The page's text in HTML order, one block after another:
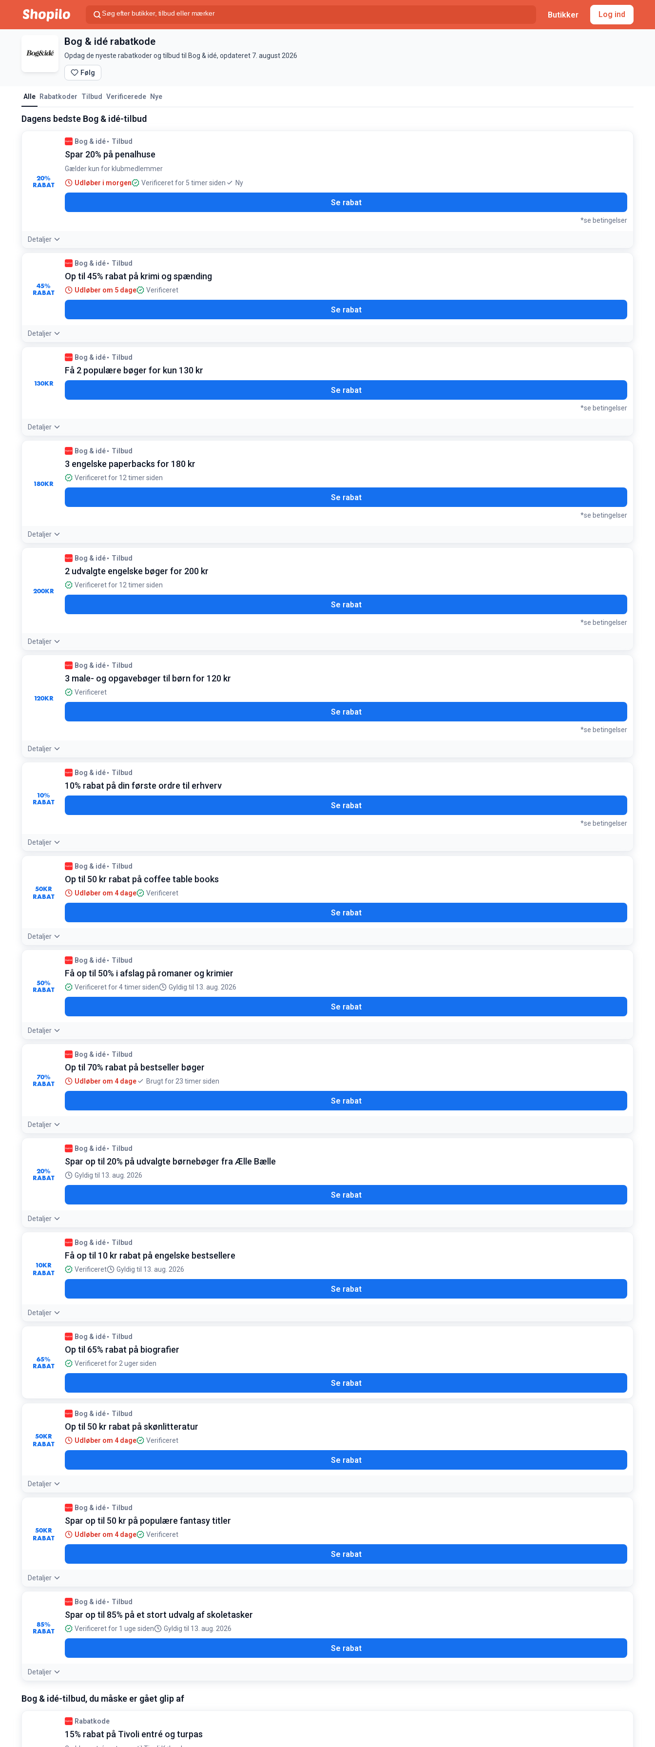
Butikker Log ind
Bog & idé rabatkode
Opdag de nyeste rabatkoder og tilbud til Bog & idé, opdateret 7. august 2026
Følg
Alle Rabatkoder Tilbud Verificerede Nye
Dagens bedste Bog & idé-tilbud
20%
RABAT
Bog & idé Tilbud
Spar 20% på penalhuse
Gælder kun for klubmedlemmer
Udløber i morgen
Verificeret for 5 timer siden Ny
Se rabat
*se betingelser
Detaljer
Betingelser:
Kun for klubmedlemmer
45%
RABAT
Bog & idé Tilbud
Op til 45% rabat på krimi og spænding
Udløber om 5 dage Verificeret
Se rabat
Detaljer
130KR
Bog & idé Tilbud
Få 2 populære bøger for kun 130 kr
Se rabat
*se betingelser
Detaljer
Tilbudsdetaljer:
Hold øje med mærkatet 'BOG2FOR130' for at finde de bøger, der indgår i tilbuddet. Du kan frit blande mellem skønlitteratur og krimier
Betingelser:
Gælder kun udvalgte titler i serien 'Gode læseoplevelser'
180KR
Bog & idé Tilbud
3 engelske paperbacks for 180 kr
Verificeret for 12 timer siden
Se rabat
*se betingelser
Detaljer
Tilbudsdetaljer:
Dette svarer til en besparelse på ca. 25%, da bøgerne normalt koster 79,95 kr. pr. stk
Betingelser:
Gælder kun for udvalgte engelske paperbacks
200KR
Bog & idé Tilbud
2 udvalgte engelske bøger for 200 kr
Verificeret for 12 timer siden
Se rabat
*se betingelser
Detaljer
Tilbudsdetaljer:
Udvalget inkluderer ofte flotte hardback-udgaver af klassikere. Køb 2 for at spare ca. 60 kr. i forhold til normalprisen
Betingelser:
Gælder kun titler i 2 for 200-udvalget
120KR
Bog & idé Tilbud
3 male- og opgavebøger til børn for 120 kr
Verificeret
Se rabat
*se betingelser
Detaljer
Tilbudsdetaljer:
Bland frit mellem populære lærings- og malebøger for at aktivere børnene. Spar ca. 30 kr. ved køb af 3 stk
Betingelser:
Gælder udvalgte titler mærket med 3 for 120,-
10%
RABAT
Bog & idé Tilbud
10% rabat på din første ordre til erhverv
Se rabat
*se betingelser
Detaljer
Tilbudsdetaljer:
Opret en erhvervskonto gratis for at låse op for rabatten og få muligheden for mængderabat på fremtidige ordrer over 20 stk
Betingelser:
Gælder kun nye erhvervskunder på deres første bestilling
50KR
RABAT
Bog & idé Tilbud
Op til 50 kr rabat på coffee table books
Udløber om 4 dage Verificeret
Se rabat
Detaljer
50%
RABAT
Bog & idé Tilbud
Få op til 50% i afslag på romaner og krimier
Verificeret for 4 timer siden Gyldig til 13. aug. 2026
Se rabat
Detaljer
70%
RABAT
Bog & idé Tilbud
Op til 70% rabat på bestseller bøger
Udløber om 4 dage Brugt for 23 timer siden
Se rabat
Detaljer
20%
RABAT
Bog & idé Tilbud
Spar op til 20% på udvalgte børnebøger fra Ælle Bælle
Gyldig til 13. aug. 2026
Se rabat
Detaljer
10KR
RABAT
Bog & idé Tilbud
Få op til 10 kr rabat på engelske bestsellere
Verificeret Gyldig til 13. aug. 2026
Se rabat
Detaljer
65%
RABAT
Bog & idé Tilbud
Op til 65% rabat på biografier
Verificeret for 2 uger siden
Se rabat
50KR
RABAT
Bog & idé Tilbud
Op til 50 kr rabat på skønlitteratur
Udløber om 4 dage Verificeret
Se rabat
Detaljer
50KR
RABAT
Bog & idé Tilbud
Spar op til 50 kr på populære fantasy titler
Udløber om 4 dage Verificeret
Se rabat
Detaljer
85%
RABAT
Bog & idé Tilbud
Spar op til 85% på et stort udvalg af skoletasker
Verificeret for 1 uge siden Gyldig til 13. aug. 2026
Se rabat
Detaljer
Bog & idé-tilbud, du måske er gået glip af
Rabatkode
15% rabat på Tivoli entré og turpas